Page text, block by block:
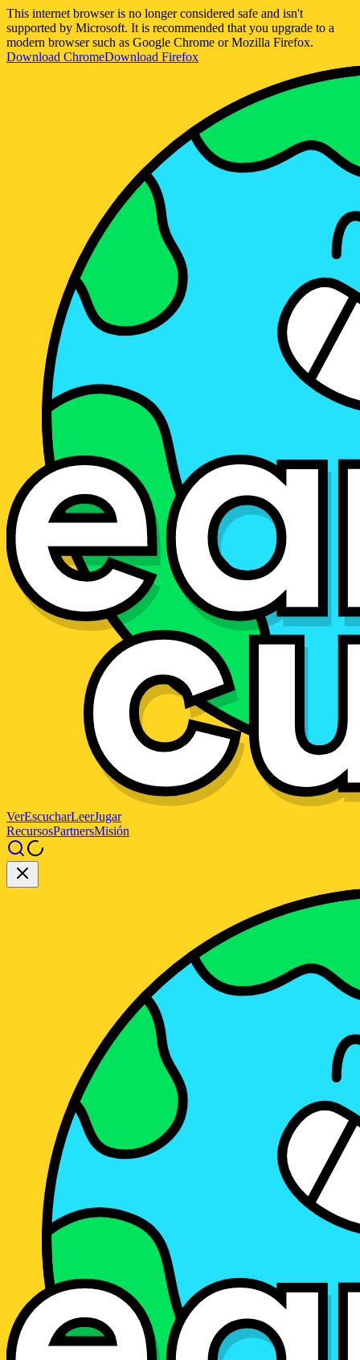
This internet browser is no longer considered safe and isn't
supported by Microsoft. It is recommended that you upgrade to a
modern browser such as Google Chrome or Mozilla Firefox.
Download ChromeDownload Firefox
VerEscucharLeerJugar
RecursosPartnersMisión